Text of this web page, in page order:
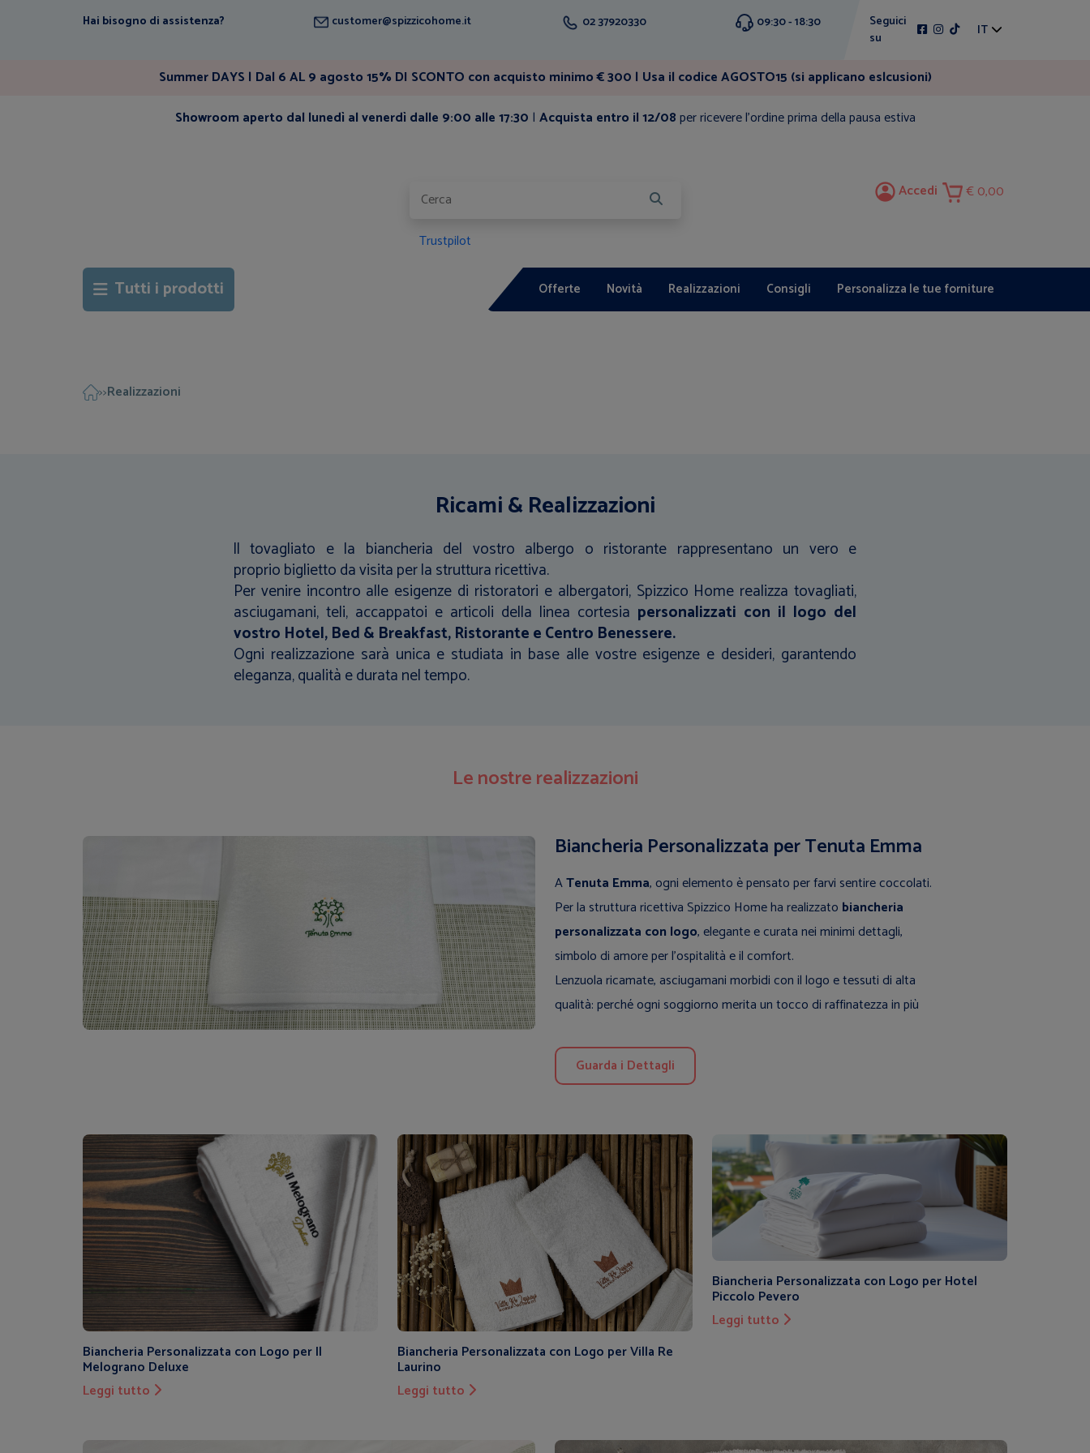
Hai bisogno di assistenza? customer@spizzicohome.it 02 37920330 09:30 - 18:30
Seguici
su
IT
Summer DAYS | Dal 6 AL 9 agosto 15% DI SCONTO con acquisto minimo € 300 | Usa il codice AGOSTO15 (si applicano eslcusioni)
Showroom aperto dal lunedì al venerdì dalle 9:00 alle 17:30 | Acquista entro il 12/08per ricevere l'ordine prima della pausa estiva
Trustpilot
Accedi 0,00
Tutti i prodotti Offerte Novità Realizzazioni Consigli Personalizza le tue forniture
>>Realizzazioni
Ricami & Realizzazioni
ll tovagliato e la biancheria del vostro albergo o ristorante rappresentano un vero e
proprio biglietto da visita per la struttura ricettiva.
Per venire incontro alle esigenze di ristoratori e albergatori, Spizzico Home realizza tovagliati,
asciugamani, teli, accappatoi e articoli della linea cortesia personalizzati con il logo del
vostro Hotel, Bed & Breakfast, Ristorante e Centro Benessere.
Ogni realizzazione sarà unica e studiata in base alle vostre esigenze e desideri, garantendo
eleganza, qualità e durata nel tempo.
Le nostre realizzazioni
Biancheria Personalizzata per Tenuta Emma
ATenuta Emma, ogni elemento è pensato per farvi sentire coccolati.
Per la struttura ricettiva Spizzico Home ha realizzato biancheria
personalizzata con logo, elegante e curata nei minimi dettagli,
simbolo di amore per l’ospitalità e il comfort.
Lenzuola ricamate, asciugamani morbidi con il logo e tessuti di alta
qualità: perché ogni soggiorno merita un tocco di raffinatezza in più
Guarda i Dettagli
Biancheria Personalizzata con Logo per Il
Melograno Deluxe
Leggi tutto
Biancheria Personalizzata con Logo per Villa Re
Laurino
Leggi tutto
Biancheria Personalizzata con Logo per Hotel
Piccolo Pevero
Leggi tutto